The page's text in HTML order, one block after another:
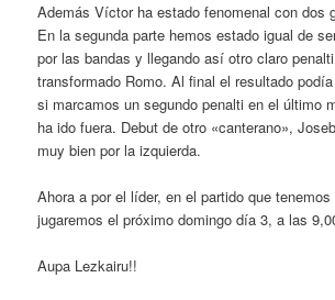
Además Víctor ha estado fenomenal con dos
En la segunda parte hemos estado igual de
por las bandas y llegando así otro claro
transformado Romo. Al final el resultado
si marcamos un segundo penalti en el último
ha ido fuera. Debut de otro «canterano»,
muy bien por la izquierda.
Ahora a por el líder, en el partido que
jugaremos el próximo domingo día 3, a las
Aupa Lezkairu!!